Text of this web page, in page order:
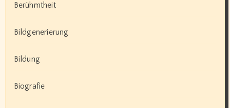
Berühmtheit
Bildgenerierung
Bildung
Biografie